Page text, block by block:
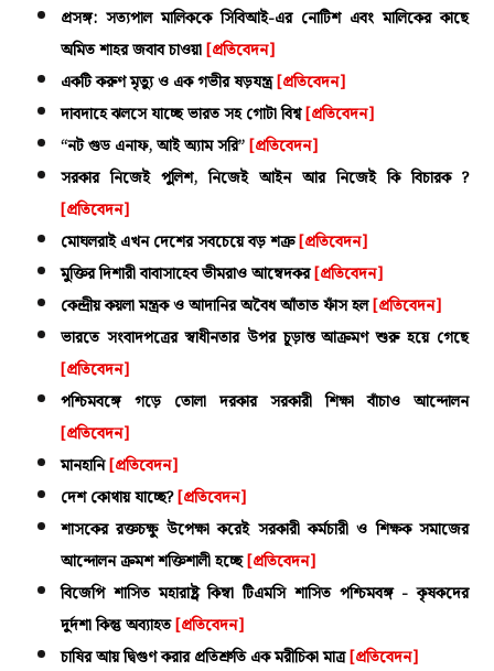
প্রসঙ্গ: সত্যপাল মালিককে সিবিআই-এর নোটিশ এবং মালিকের কাছে
অমিত শাহর জবাব চাওয়া[প্রতিবেদন]
একটি করুণ মৃত্যু ও এক গভীর ষড়যন্ত্র[প্রতিবেদন]
দাবদাহে ঝলসে যাচ্ছে ভারত সহ গোটা বিশ্ব[প্রতিবেদন]
“নট গুড এনাফ, আই অ্যাম সরি”[প্রতিবেদন]
সরকার নিজেই পুলিশ, নিজেই আইন আর নিজেই কি বিচারক ?
[প্রতিবেদন]
মোঘলরাই এখন দেশের সবচেয়ে বড় শত্রু[প্রতিবেদন]
মুক্তির দিশারী বাবাসাহেব ভীমরাও আম্বেদকর[প্রতিবেদন]
কেন্দ্রীয় কয়লা মন্ত্রক ও আদানির অবৈধ আঁতাত ফাঁস হল[প্রতিবেদন]
ভারতে সংবাদপত্রের স্বাধীনতার উপর চূড়ান্ত আক্রমণ শুরু হয়ে গেছে
[প্রতিবেদন]
পশ্চিমবঙ্গে গড়ে তোলা দরকার সরকারী শিক্ষা বাঁচাও আন্দোলন
[প্রতিবেদন]
মানহানি[প্রতিবেদন]
দেশ কোথায় যাচ্ছে?[প্রতিবেদন]
শাসকের রক্তচক্ষু উপেক্ষা করেই সরকারী কর্মচারী ও শিক্ষক সমাজের
আন্দোলন ক্রমশ শক্তিশালী হচ্ছে[প্রতিবেদন]
বিজেপি শাসিত মহারাষ্ট্র কিম্বা টিএমসি শাসিত পশ্চিমবঙ্গ - কৃষকদের
দুর্দশা কিন্তু অব্যাহত[প্রতিবেদন]
চাষির আয় দ্বিগুণ করার প্রতিশ্রুতি এক মরীচিকা মাত্র[প্রতিবেদন]